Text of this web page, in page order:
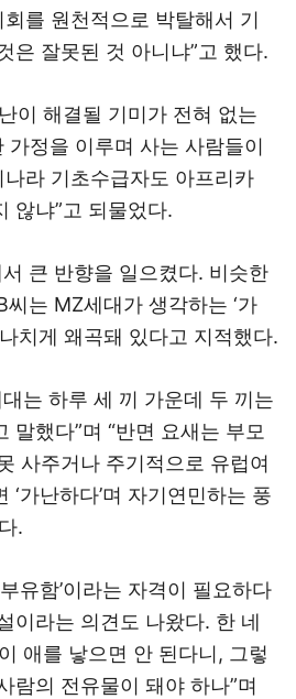
회를 원천적으로 박탈해서 기
은 잘못된 것 아니냐”고 했다.
이 해결될 기미가 전혀 없는
가정을 이루며 사는 사람들이
나라 기초수급자도 아프리카
않냐”고 되물었다.
큰 반향을 일으켰다. 비슷한
는 MZ세대가 생각하는 ‘가
치게 왜곡돼 있다고 지적했다.
는 하루 세 끼 가운데 두 끼는
말했다”며 “반면 요새는 부모
사주거나 주기적으로 유럽여
‘가난하다’며 자기연민하는 풍
.
유함’이라는 자격이 필요하다
이라는 의견도 나왔다. 한 네
애를 낳으면 안 된다니, 그렇
람의 전유물이 돼야 하나”며